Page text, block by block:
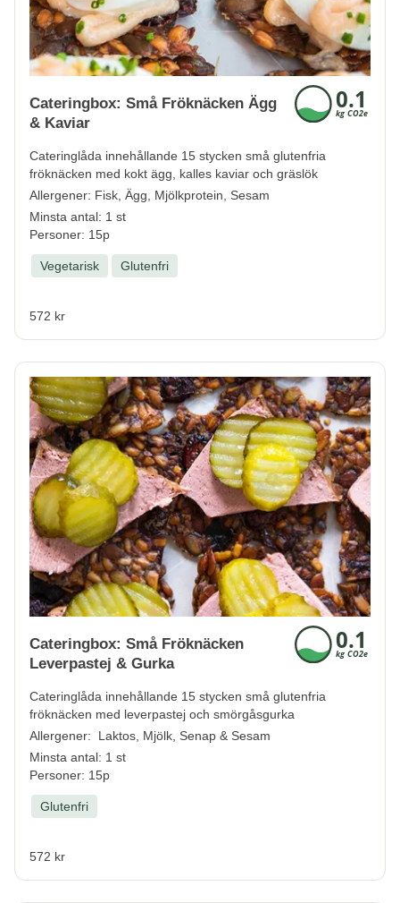
Cateringbox: Små Fröknäcken Ägg
& Kaviar
Cateringlåda innehållande 15 stycken små glutenfria
fröknäcken med kokt ägg, kalles kaviar och gräslök
Allergener: Fisk, Ägg, Mjölkprotein, Sesam
Minsta antal: 1 st
Personer: 15p
Vegetarisk Glutenfri
572 kr
Cateringbox: Små Fröknäcken
Leverpastej & Gurka
Cateringlåda innehållande 15 stycken små glutenfria
fröknäcken med leverpastej och smörgåsgurka
Allergener:
Laktos, Mjölk, Senap & Sesam
Minsta antal: 1 st
Personer: 15p
Glutenfri
572 kr